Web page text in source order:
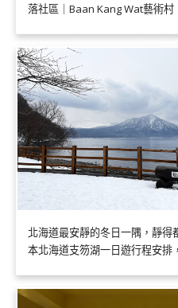
落社區｜Baan Kang Wat藝術村
北海道最安靜的冬日一隅，靜得
本北海道支笏湖一日遊行程安排